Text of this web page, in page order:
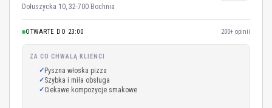
Dołuszycka 10, 32-700 Bochnia
OTWARTE DO 23:00 200+ opinii
ZA CO CHWALĄ KLIENCI
Pyszna włoska pizza
Szybka i miła obsługa
Ciekawe kompozycje smakowe